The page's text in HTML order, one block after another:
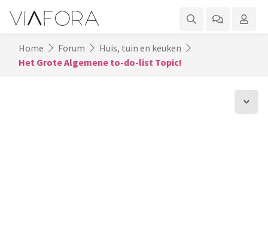
Home Forum
Huis, tuin en keuken
Het Grote Algemene to-do-list Topic!